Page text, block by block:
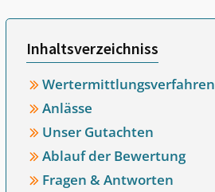
Inhaltsverzeichniss
Wertermittlungsverfahren
Anlässe
Unser Gutachten
Ablauf der Bewertung
Fragen & Antworten